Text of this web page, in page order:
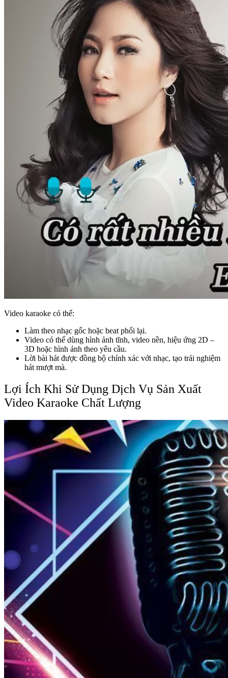
Video karaoke có thể:
Làm theo nhạc gốc hoặc beat phối lại.
Video có thể dùng hình ảnh tĩnh, video nền, hiệu ứng 2D –
3D hoặc hình ảnh theo yêu cầu.
Lời bài hát được đồng bộ chính xác với nhạc, tạo trải nghiệm
hát mượt mà.
Lợi Ích Khi Sử Dụng Dịch Vụ Sản Xuất
Video Karaoke Chất Lượng